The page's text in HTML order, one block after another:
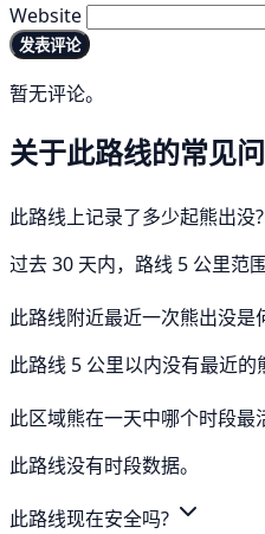
Website
发表评论
暂无评论。
关于此路线的常见
此路线上记录了多少起熊出没?
过去 30 天内，路线 5 公里范
此路线附近最近一次熊出没是
此路线 5 公里以内没有最近的
此区域熊在一天中哪个时段最
此路线没有时段数据。
此路线现在安全吗?